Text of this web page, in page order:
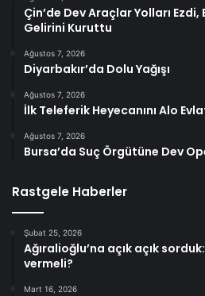
Çin’de Dev Araçlar Yolları
Gelirini Kuruttu
Ağustos 7, 2026
Diyarbakır’da Dolu Yağışı
Ağustos 7, 2026
İlk Teleferik Heyecanını Alo
Ağustos 7, 2026
Bursa’da Suç Örgütüne Dev
Rastgele Haberler
Şubat 25, 2026
Ağıralioğlu’na açık açık
vermeli?
Mart 16, 2026